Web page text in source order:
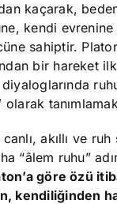
kaçarak,
kendi
sahiptir.
bir hareket
olarak
akıllı ve
“âlem ruhu”
göre özü
kendiliğinden